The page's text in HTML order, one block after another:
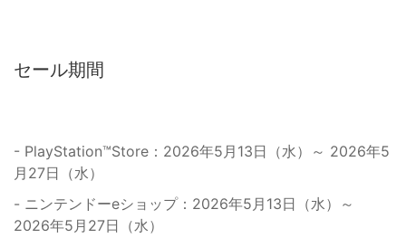
セール期間
- PlayStation™Store：2026年5月13日（水）～ 2026年5
月27日（水）
- ニンテンドーeショップ：2026年5月13日（水）～
2026年5月27日（水）